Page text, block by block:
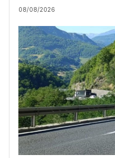
08/08/2026